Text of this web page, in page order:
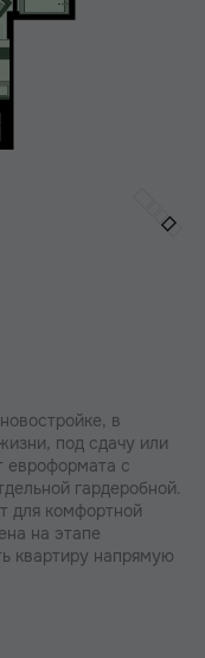
в
под сдачу или
евроформата с
гардеробной.
для комфортной
на этапе
квартиру напрямую
актуальным